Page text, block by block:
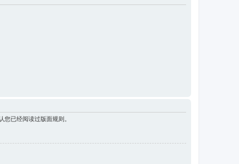
已经阅读过版面规则。